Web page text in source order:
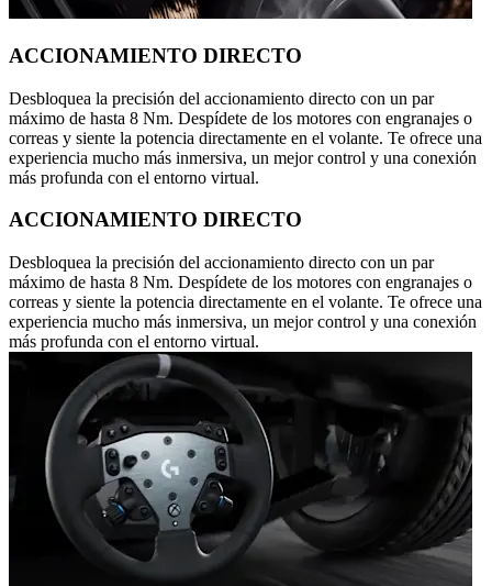
ACCIONAMIENTO DIRECTO
Desbloquea la precisión del accionamiento directo con un par
máximo de hasta 8 Nm. Despídete de los motores con engranajes o
correas y siente la potencia directamente en el volante. Te ofrece una
experiencia mucho más inmersiva, un mejor control y una conexión
más profunda con el entorno virtual.
ACCIONAMIENTO DIRECTO
Desbloquea la precisión del accionamiento directo con un par
máximo de hasta 8 Nm. Despídete de los motores con engranajes o
correas y siente la potencia directamente en el volante. Te ofrece una
experiencia mucho más inmersiva, un mejor control y una conexión
más profunda con el entorno virtual.